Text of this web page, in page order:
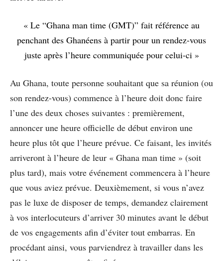
« Le “Ghana man time (GMT)” fait référence au
penchant des Ghanéens à partir pour un rendez-vous
juste après l’heure communiquée pour celui-ci »
Au Ghana, toute personne souhaitant que sa réunion (ou
son rendez-vous) commence à l’heure doit donc faire
l’une des deux choses suivantes : premièrement,
annoncer une heure officielle de début environ une
heure plus tôt que l’heure prévue. Ce faisant, les invités
arriveront à l’heure de leur « Ghana man time » (soit
plus tard), mais votre événement commencera à l’heure
que vous aviez prévue. Deuxièmement, si vous n’avez
pas le luxe de disposer de temps, demandez clairement
à vos interlocuteurs d’arriver 30 minutes avant le début
de vos engagements afin d’éviter tout embarras. En
procédant ainsi, vous parviendrez à travailler dans les